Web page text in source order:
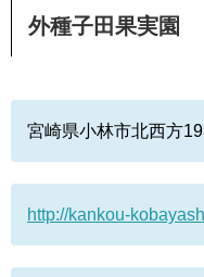
外種子田果実園
宮崎県小林市北西方
http://kankou-